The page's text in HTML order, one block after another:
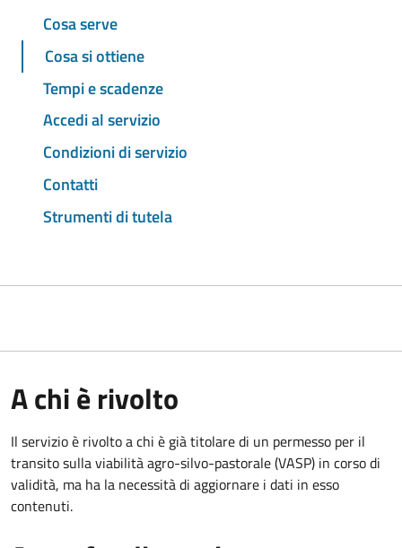
Cosa serve
Cosa si ottiene
Tempi e scadenze
Accedi al servizio
Condizioni di servizio
Contatti
Strumenti di tutela
A chi è rivolto
Il servizio è rivolto a chi è già titolare di un permesso per il
transito sulla viabilità agro-silvo-pastorale (VASP) in corso di
validità, ma ha la necessità di aggiornare i dati in esso
contenuti.